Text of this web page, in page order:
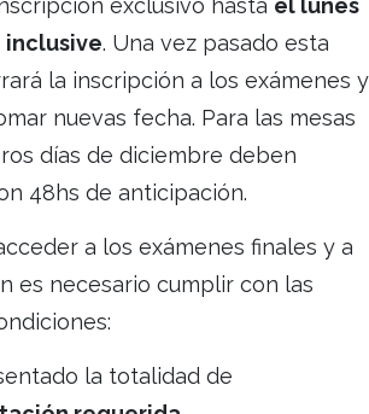
en el sector deInformación
, y a partir de este llamado
inscripción exclusivo hastael
inclusive. Una vez pasado
la inscripción a los
nuevas fecha. Para las
días de diciembre deben
48hs de anticipación.
acceder a los exámenes